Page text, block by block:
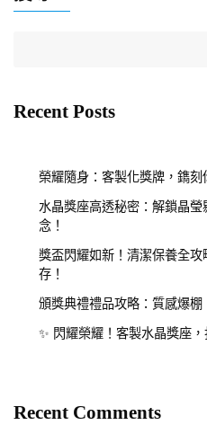
Recent Posts
榮耀隨身：客製化獎牌，鐫刻
水晶獎座高透秘密：解鎖晶
念！
獎盃閃耀如新！清潔保養全
存！
頒獎典禮禮品攻略：質感爆
✨ 閃耀榮耀！客製水晶獎座
Recent Comments